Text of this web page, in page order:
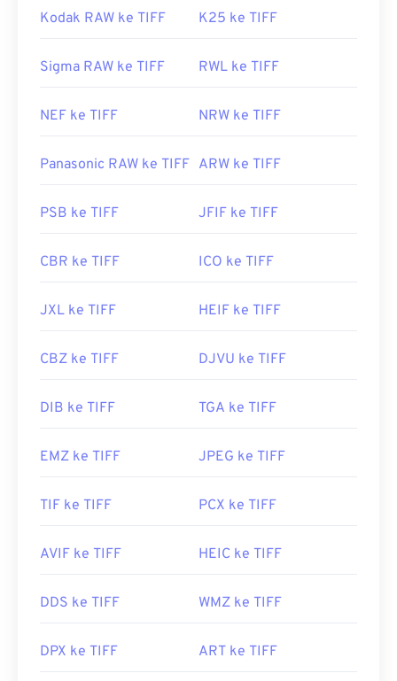
Kodak RAW ke TIFF K25 ke TIFF
Sigma RAW ke TIFF RWL ke TIFF
NEF ke TIFF NRW ke TIFF
Panasonic RAW ke TIFF ARW ke TIFF
PSB ke TIFF JFIF ke TIFF
CBR ke TIFF ICO ke TIFF
JXL ke TIFF HEIF ke TIFF
CBZ ke TIFF DJVU ke TIFF
DIB ke TIFF TGA ke TIFF
EMZ ke TIFF JPEG ke TIFF
TIF ke TIFF PCX ke TIFF
AVIF ke TIFF HEIC ke TIFF
DDS ke TIFF WMZ ke TIFF
DPX ke TIFF ART ke TIFF